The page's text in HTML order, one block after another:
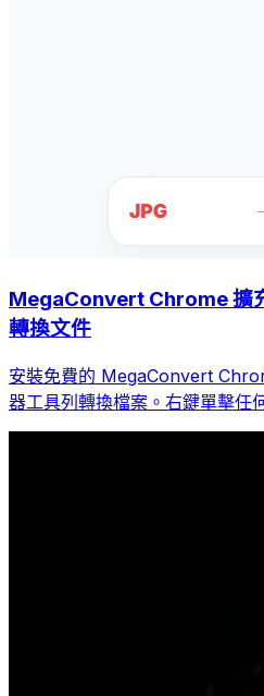
MegaConvert Chrome 擴
轉換文件
安裝免費的 MegaConvert
器工具列轉換檔案。右鍵單擊任
Chrome 存取所有工具。